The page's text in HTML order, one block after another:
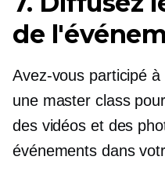
de
Avez-vous participé
une master class
des vidéos et des
événements dans